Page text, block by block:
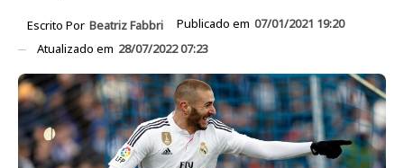
Escrito Por Beatriz Fabbri Publicado em 07/01/2021 19:20
Atualizado em 28/07/2022 07:23